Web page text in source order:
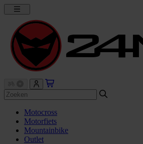
Motocross
Motorfiets
Mountainbike
Outlet